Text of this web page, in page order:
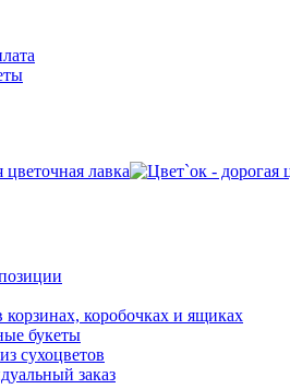
коробочках и ящиках
букеты
сухоцветов
заказ